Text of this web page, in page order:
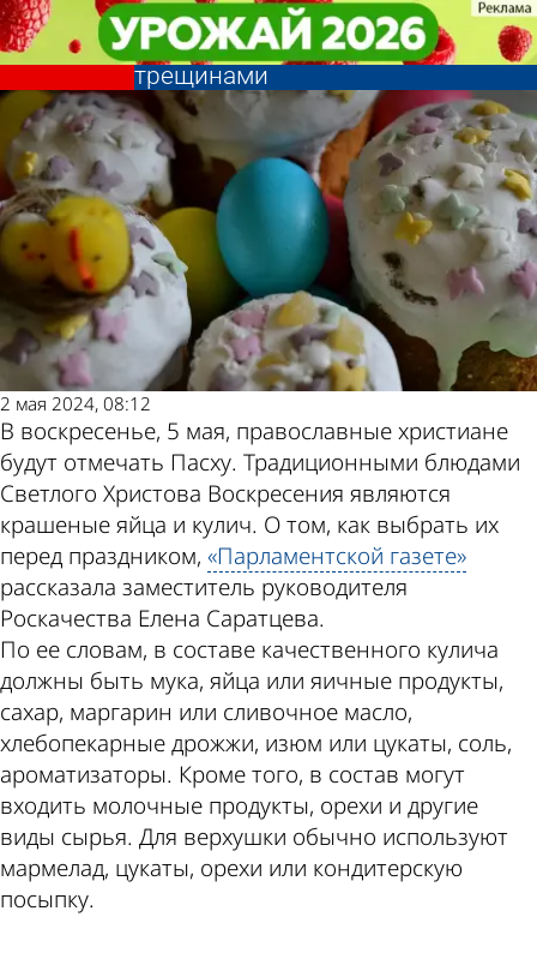
Эксперт советует встряхнуть
яйцо и не покупать кулич с
трещинами
Общество
2 мая 2024, 08:12
В воскресенье, 5 мая, православные христиане
будут отмечать Пасху. Традиционными блюдами
Светлого Христова Воскресения являются
крашеные яйца и кулич. О том, как выбрать их
перед праздником, «Парламентской газете»
рассказала заместитель руководителя
Роскачества Елена Саратцева.
По ее словам, в составе качественного кулича
должны быть мука, яйца или яичные продукты,
сахар, маргарин или сливочное масло,
хлебопекарные дрожжи, изюм или цукаты, соль,
ароматизаторы. Кроме того, в состав могут
входить молочные продукты, орехи и другие
виды сырья. Для верхушки обычно используют
мармелад, цукаты, орехи или кондитерскую
посыпку.
Эксперт советует встряхнуть
яйцо и не покупать кулич с
трещинами
Общество
Другие новости
по теме
Погода и курсы
валют в Пензе